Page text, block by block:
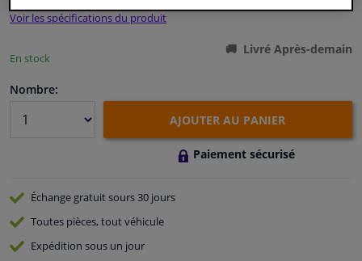
Camping-car, moto & vélo
Promotions et réductions
Capteurs & électronique
Voir les spécifications du produit
En stock
Livré Après-demain
Nombre:
AJOUTER AU PANIER
Paiement sécurisé
Échange gratuitsours 30 jours
Toutes pièces, tout véhicule
Expédition sous un jour